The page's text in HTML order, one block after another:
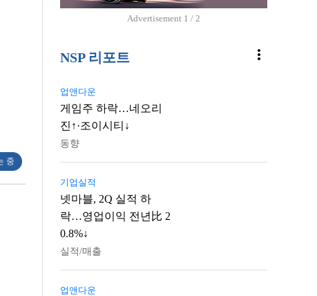
중
Advertisement 1 / 2
NSP 리포트 more_vert
업앤다운
게임주 하락…네오리
진↑·조이시티↓
동향
기업실적
넷마블, 2Q 실적 하
락…영업이익 전년比 2
0.8%↓
실적/매출
업앤다운